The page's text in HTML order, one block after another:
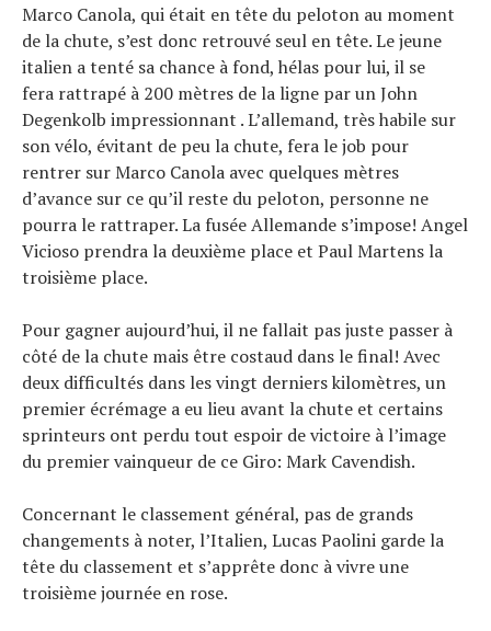
Marco Canola, qui était en tête du peloton au moment
de la chute, s’est donc retrouvé seul en tête. Le jeune
italien a tenté sa chance à fond, hélas pour lui, il se
fera rattrapé à 200 mètres de la ligne par un John
Degenkolb impressionnant . L’allemand, très habile sur
son vélo, évitant de peu la chute, fera le job pour
rentrer sur Marco Canola avec quelques mètres
d’avance sur ce qu’il reste du peloton, personne ne
pourra le rattraper. La fusée Allemande s’impose! Angel
Vicioso prendra la deuxième place et Paul Martens la
troisième place.
Pour gagner aujourd’hui, il ne fallait pas juste passer à
côté de la chute mais être costaud dans le final! Avec
deux difficultés dans les vingt derniers kilomètres, un
premier écrémage a eu lieu avant la chute et certains
sprinteurs ont perdu tout espoir de victoire à l’image
du premier vainqueur de ce Giro: Mark Cavendish.
Concernant le classement général, pas de grands
changements à noter, l’Italien, Lucas Paolini garde la
tête du classement et s’apprête donc à vivre une
troisième journée en rose.
Tests de produits
Conseils
Tous nos articles
À propos